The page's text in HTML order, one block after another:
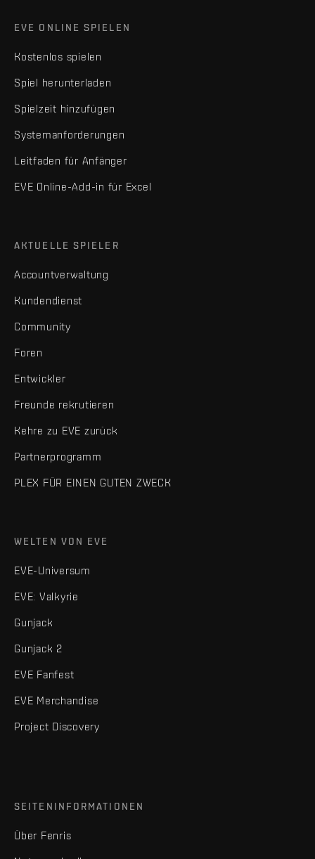
EVE ONLINE SPIELEN
Kostenlos spielen
Spiel herunterladen
Spielzeit hinzufügen
Systemanforderungen
Leitfaden für Anfänger
EVE Online-Add-in für Excel
AKTUELLE SPIELER
Accountverwaltung
Kundendienst
Community
Foren
Entwickler
Freunde rekrutieren
Kehre zu EVE zurück
Partnerprogramm
PLEX FÜR EINEN GUTEN ZWECK
WELTEN VON EVE
EVE-Universum
EVE: Valkyrie
Gunjack
Gunjack 2
EVE Fanfest
EVE Merchandise
Project Discovery
SEITENINFORMATIONEN
Über Fenris